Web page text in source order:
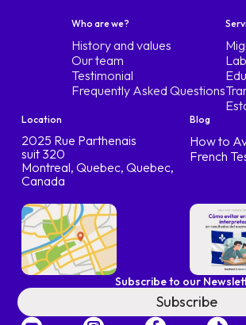
Who are we?
History and values
Our team
Testimonial
Frequently Asked Questions
Location
2025 Rue Parthenais
suit 320
Montreal, Quebec, Quebec,
Canada
Blog
How to
French
Subscribe to our
Subscribe